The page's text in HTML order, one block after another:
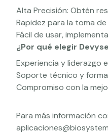
Alta Precisión: Obtén
Rapidez para la toma
Fácil de usar,
¿Por qué elegir
Experiencia y liderazgo
Soporte técnico y
Compromiso con la
Para más información